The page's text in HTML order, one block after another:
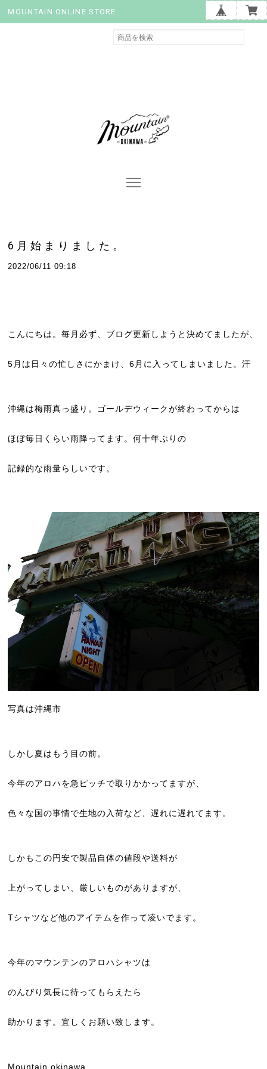
MOUNTAIN ONLINE STORE
6月始まりました。
2022/06/11 09:18
こんにちは。毎月必ず、ブログ更新しようと決めてましたが、
5月は日々の忙しさにかまけ、6月に入ってしまいました。汗
沖縄は梅雨真っ盛り。ゴールデウィークが終わってからは
ほぼ毎日くらい雨降ってます。何十年ぶりの
記録的な雨量らしいです。
写真は沖縄市
しかし夏はもう目の前。
今年のアロハを急ピッチで取りかかってますが、
色々な国の事情で生地の入荷など、遅れに遅れてます。
しかもこの円安で製品自体の値段や送料が
上がってしまい、厳しいものがありますが、
Tシャツなど他のアイテムを作って凌いでます。
今年のマウンテンのアロハシャツは
のんびり気長に待ってもらえたら
助かります。宜しくお願い致します。
Mountain okinawa